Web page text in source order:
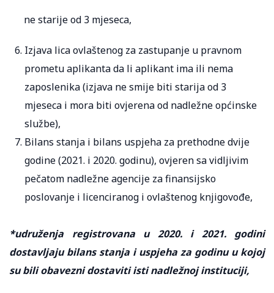
ne starije od 3 mjeseca,
Izjava lica ovlaštenog za zastupanje u pravnom
prometu aplikanta da li aplikant ima ili nema
zaposlenika (izjava ne smije biti starija od 3
mjeseca i mora biti ovjerena od nadležne općinske
službe),
Bilans stanja i bilans uspjeha za prethodne dvije
godine (2021. i 2020. godinu), ovjeren sa vidljivim
pečatom nadležne agencije za finansijsko
poslovanje i licenciranog i ovlaštenog knjigovođe,
*udruženja registrovana u 2020. i 2021. godini
dostavljaju bilans stanja i uspjeha za godinu u kojoj
su bili obavezni dostaviti isti nadležnoj instituciji,